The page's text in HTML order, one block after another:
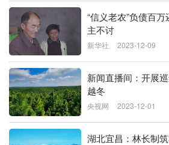
“信义老农”负债百
主不讨
新华社 2023-12-09
新闻直播间：开展
越冬
央视网 2023-12-01
湖北宜昌：林长制